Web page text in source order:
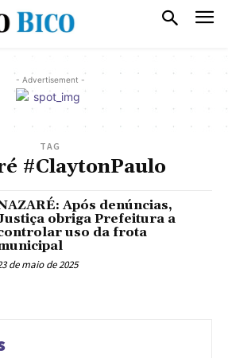
- Advertisement -
TAG
#ClaytonPaulo
Após denúncias,
obriga Prefeitura a
uso da frota
de maio de 2025